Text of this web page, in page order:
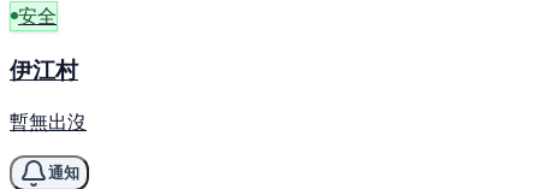
安全
伊江村
暫無出沒
通知